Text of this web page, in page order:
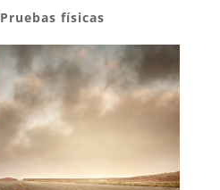
Pruebas físicas